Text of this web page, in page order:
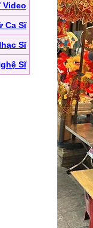
Video
Ca Sĩ
Sĩ
Sĩ